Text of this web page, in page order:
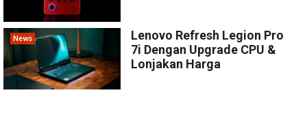
News
Lenovo Refresh Legion Pro
7i Dengan Upgrade CPU &
Lonjakan Harga